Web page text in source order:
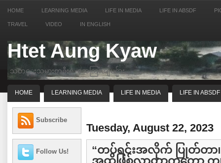
HOME LEARNING MEDIA LIFE IN MEDIA LIFE IN ABSDF
TRAVEL VIDEO IN ENGLISH
Htet Aung Kyaw
သတင္းသမားတဦးရဲ့ အေတြးအျမင္မ်ား
HOME LEARNING MEDIA LIFE IN MEDIA LIFE IN ABSDF
Subscribe
Follow Us!
Tuesday, August 22, 2023
“တပ်ရင်းအလိုက် ပြုတ်တာ